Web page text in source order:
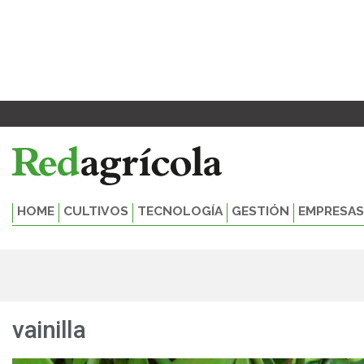
HOME CULTIVOS TECNOLOGÍA GESTIÓN EMPRESAS
vainilla